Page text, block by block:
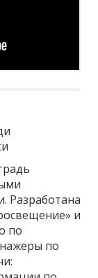
Разработана
и
по
по